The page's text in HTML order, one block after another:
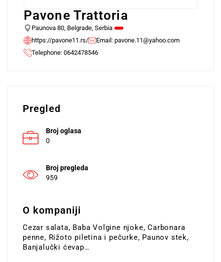
Pavone Trattoria
Paunova 80, Belgrade, Serbia
https://pavone11.rs/
Email: pavone.11@yahoo.com
Telephone: 0642478546
Pregled
Broj oglasa
0
Broj pregleda
959
O kompaniji
Cezar salata, Baba Volgine njoke, Carbonara
penne, Rižoto piletina i pečurke, Paunov stek,
Banjalučki ćevap…